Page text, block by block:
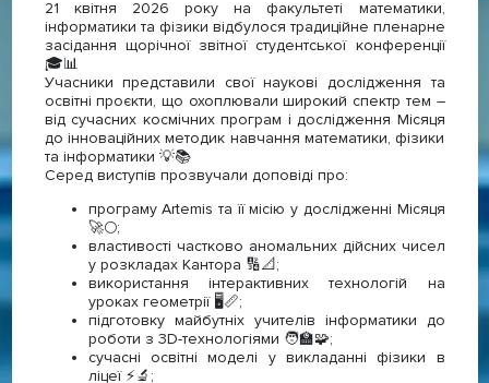
21 квітня 2026 року на факультеті математики,
інформатики та фізики відбулося традиційне пленарне
засідання щорічної звітної студентської конференції
🎓📊
Учасники представили свої наукові дослідження та
освітні проєкти, що охоплювали широкий спектр тем –
від сучасних космічних програм і дослідження Місяця
до інноваційних методик навчання математики, фізики
та інформатики 💡📚
Серед виступів прозвучали доповіді про:
програму Artemis та її місію у дослідженні Місяця
🚀🌕;
властивості частково аномальних дійсних чисел
у розкладах Кантора 🔢📐;
використання інтерактивних технологій на
уроках геометрії 🖥📏;
підготовку майбутніх учителів інформатики до
роботи з 3D-технологіями 🧑‍🏫🧩;
сучасні освітні моделі у викладанні фізики в
ліцеї ⚡️🔬;